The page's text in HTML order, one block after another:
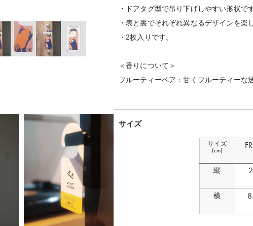
・ドアタグ型で吊り下げしやすい形状です
・表と裏でそれぞれ異なるデザインを楽
・2枚入りです。
＜香りについて＞
フルーティーペア：甘くフルーティーな
サイズ
サイズ
(cm)
縦
横